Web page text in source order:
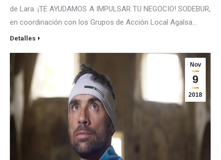
de Lara. ¡TE AYUDAMOS A IMPULSAR TU NEGOCIO! SODEBUR,
en coordinación con los Grupos de Acción Local Agalsa…
Detalles
Nov
9
2018